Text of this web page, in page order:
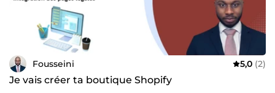
Fousseini 5,0 (2)
Je vais créer ta boutique Shopify